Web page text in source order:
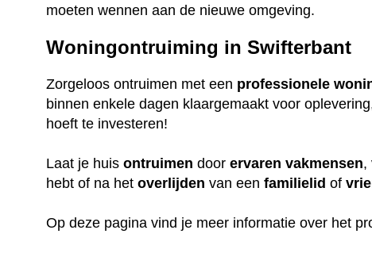
moeten wennen aan de nieuwe omgeving.
Woningontruiming in Swifterbant
Zorgeloos ontruimen met een professionele
binnen enkele dagen klaargemaakt voor
hoeft te investeren!
Laat je huisontruimen doorervaren vakmensen,
hebt of na hetoverlijden van eenfamilielid of
Op deze pagina vind je meer informatie over het